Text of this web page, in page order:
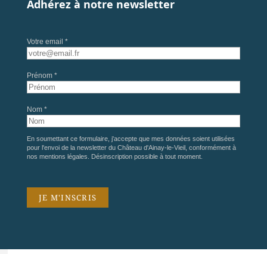
Adhérez à notre newsletter
Votre email *
Prénom *
Nom *
En soumettant ce formulaire, j'accepte que mes données soient utilisées
pour l'envoi de la newsletter du Château d'Ainay-le-Vieil, conformément à
nos mentions légales . Désinscription possible à tout moment.